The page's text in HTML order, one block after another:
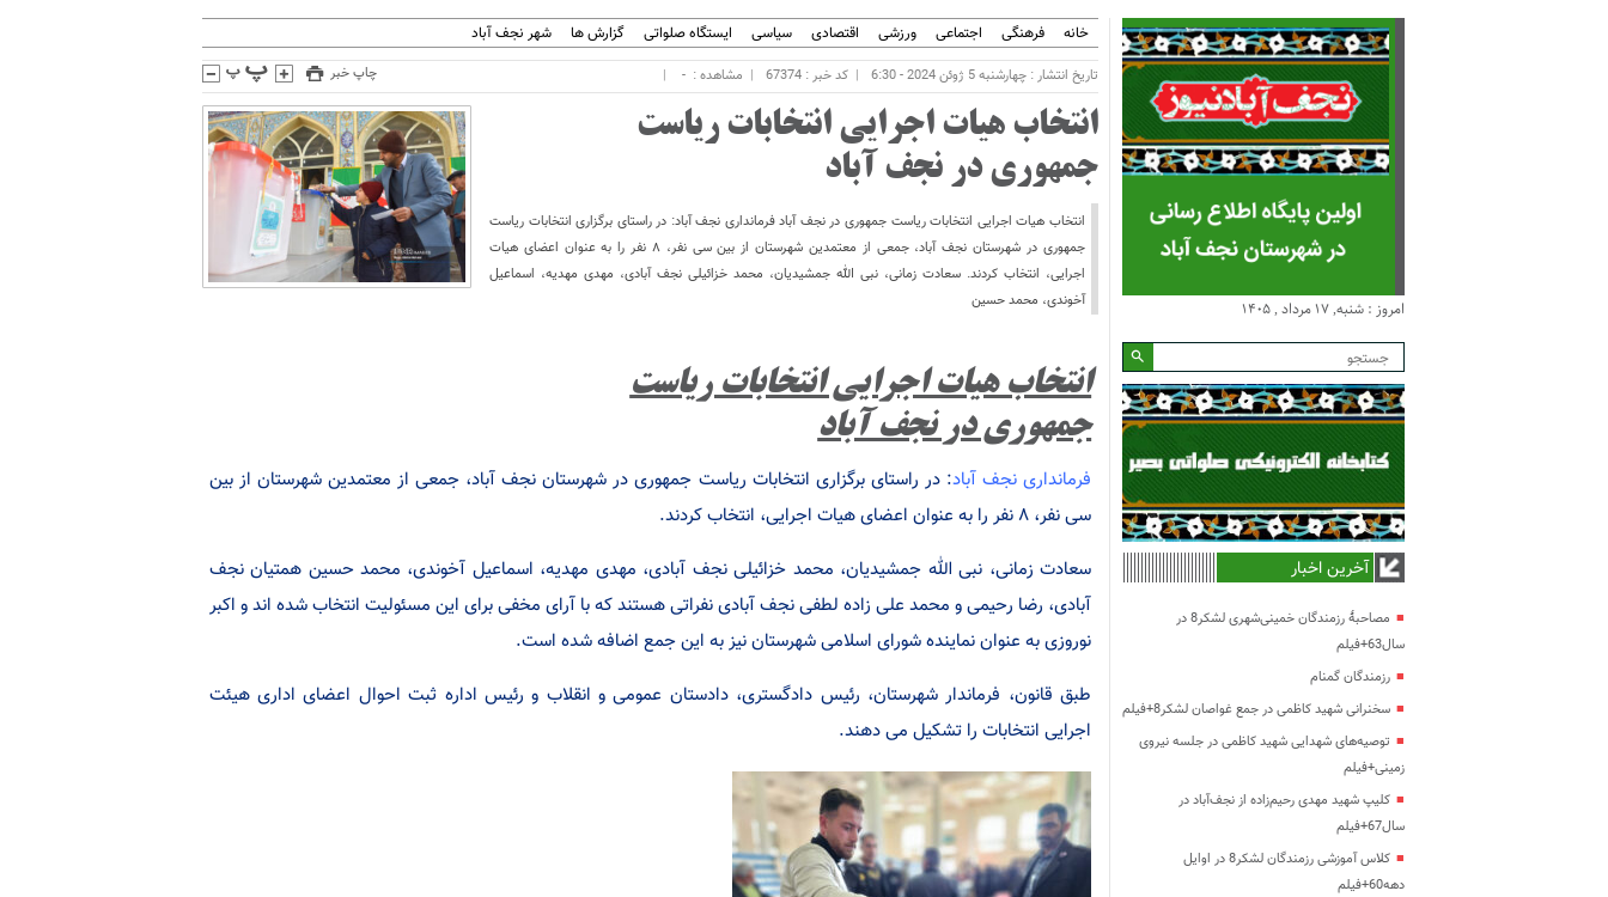
خانه فرهنگی اجتماعی ورزشی اقتصادی سیاسی ایستگاه صلواتی گزارش ها شهر نجف آباد
تاریخ انتشار : چهارشنبه 5 ژوئن 2024 - 6:30 کد خبر : 67374 مشاهده : - چاپ خبر
انتخاب هیات اجرایی انتخابات ریاست
جمهوری در نجف آباد
انتخاب هیات اجرایی انتخابات ریاست جمهوری در نجف آباد فرمانداری نجف آباد: در راستای برگزاری انتخابات ریاست
جمهوری در شهرستان نجف آباد، جمعی از معتمدین شهرستان از بین سی نفر، ۸ نفر را به عنوان اعضای هیات
اجرایی، انتخاب کردند. سعادت زمانی، نبی الله جمشیدیان، محمد خزائیلی نجف آبادی، مهدی مهدیه، اسماعیل
آخوندی، محمد حسین
انتخاب هیات اجرایی انتخابات ریاست
جمهوری در نجف آباد
فرمانداری نجف آباد: در راستای برگزاری انتخابات ریاست جمهوری در شهرستان نجف آباد، جمعی از معتمدین شهرستان از بین
سی نفر، ۸ نفر را به عنوان اعضای هیات اجرایی، انتخاب کردند.
سعادت زمانی، نبی الله جمشیدیان، محمد خزائیلی نجف آبادی، مهدی مهدیه، اسماعیل آخوندی، محمد حسین همتیان نجف
آبادی، رضا رحیمی و محمد علی زاده لطفی نجف آبادی نفراتی هستند که با آرای مخفی برای این مسئولیت انتخاب شده اند و اکبر
نوروزی به عنوان نماینده شورای اسلامی شهرستان نیز به این جمع اضافه شده است.
طبق قانون، فرماندار شهرستان، رئیس دادگستری، دادستان عمومی و انقلاب و رئیس اداره ثبت احوال اعضای اداری هیئت
اجرایی انتخابات را تشکیل می دهند.
امروز : شنبه, ۱۷ مرداد , ۱۴۰۵
آخرین اخبار
مصاحبۀ رزمندگان خمینی‌شهری لشکر8 در
سال63+فیلم
رزمندگان گمنام
سخنرانی شهید کاظمی در جمع غواصان لشکر8+فیلم
توصیه‌های شهدایی شهید کاظمی در جلسه نیروی
زمینی+فیلم
کلیپ شهید مهدی رحیم‌زاده از نجف‌آباد در
سال67+فیلم
کلاس آموزشی رزمندگان لشکر8 در اوایل
دهه60+فیلم